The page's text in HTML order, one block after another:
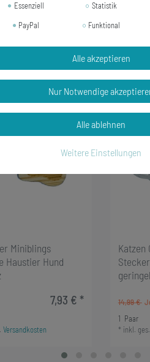
Miniblings
Haustier Hund
7,93 € *
Versandkosten
-28%
Katzen
14,99 €
1 Paar
* inkl.
Essenziell Statistik
PayPal
Funktional
Alle akzeptieren
Nur Notwendige
Alle ablehnen
Weitere Einstellungen